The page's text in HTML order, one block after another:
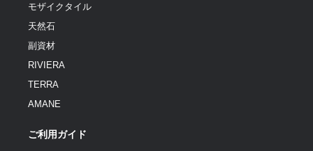
モザイクタイル
天然石
副資材
RIVIERA
TERRA
AMANE
ご利用ガイド